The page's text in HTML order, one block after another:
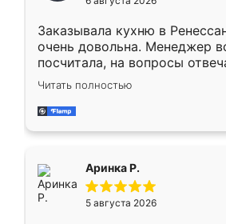
мебели буду заказывать
Заказывала кухню в
очень довольна. Менеджер
посчитала, на вопросы
Замерщик приехал в
делу со всей
за день, ребята работали
Читать полностью
Аринка Р.
5 августа 2026